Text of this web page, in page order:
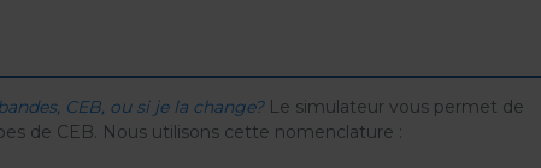
CEB, ou si je la change?Le simulateur vous permet de
de CEB. Nous utilisons cette nomenclature :